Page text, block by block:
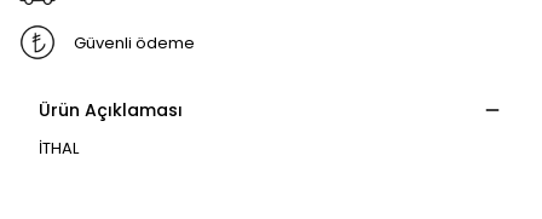
Güvenli ödeme
Ürün Açıklaması
İTHAL